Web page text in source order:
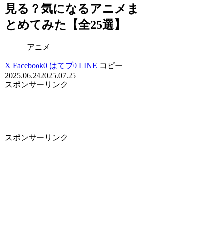
見る？気になるアニメま
とめてみた【全25選】
アニメ
X Facebook0 はてブ0 LINE コピー
2025.06.242025.07.25
スポンサーリンク
スポンサーリンク